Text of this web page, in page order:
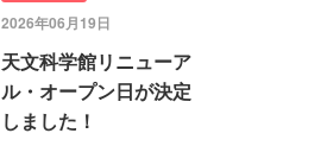
2026年06月19日
天文科学館リニューア
ル・オープン日が決定
しました！